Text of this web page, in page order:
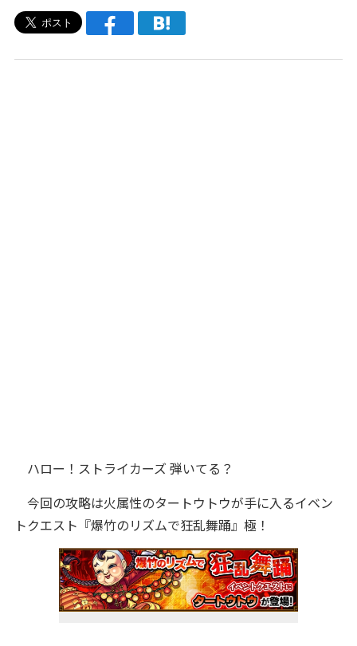
ハロー！ストライカーズ 弾いてる？
今回の攻略は火属性のタートウトウが手に入るイベン
トクエスト『爆竹のリズムで狂乱舞踊』極！